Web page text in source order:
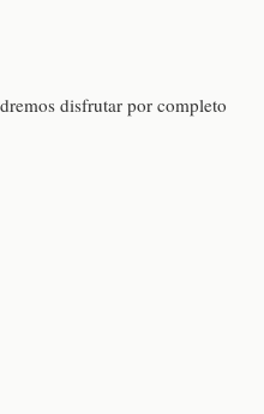
disfrutar por completo